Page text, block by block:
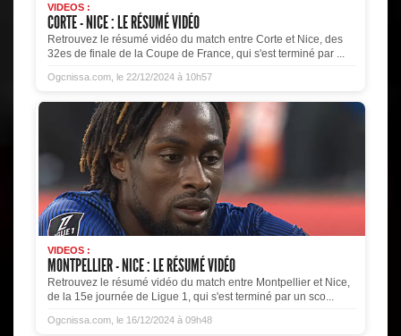
VIDEOS :
CORTE - NICE : LE RÉSUMÉ VIDÉO
Retrouvez le résumé vidéo du match entre Corte et Nice, des
32es de finale de la Coupe de France, qui s'est terminé par ...
Ogcnissa.com, le 22/12/2024 à 10h57
VIDEOS :
MONTPELLIER - NICE : LE RÉSUMÉ VIDÉO
Retrouvez le résumé vidéo du match entre Montpellier et Nice,
de la 15e journée de Ligue 1, qui s'est terminé par un sco...
Ogcnissa.com, le 16/12/2024 à 09h48